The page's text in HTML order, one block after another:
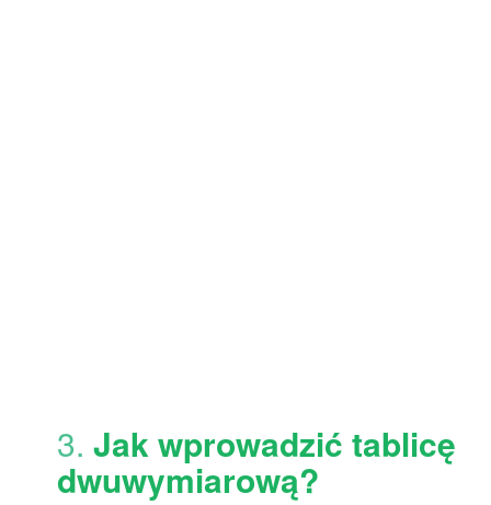
3. Jak wprowadzić tablicę
dwuwymiarową?